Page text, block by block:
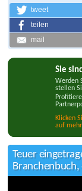
tweet
teilen
mail
Sie
Werden
stellen
Klicken
auf
Teuer
Branchenbuch,